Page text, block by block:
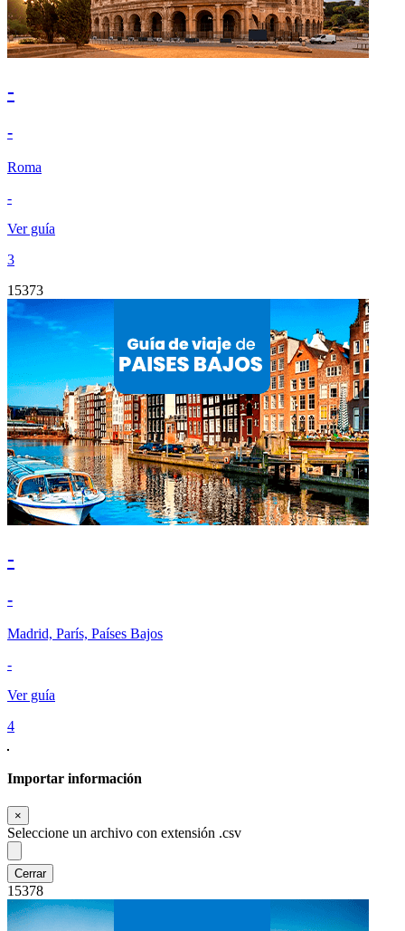
-
-
Roma
-
Ver guía
3
15373
-
-
Madrid, París, Países Bajos
-
Ver guía
4
Importar información
×
Seleccione un archivo con extensión .csv
Cerrar
15378